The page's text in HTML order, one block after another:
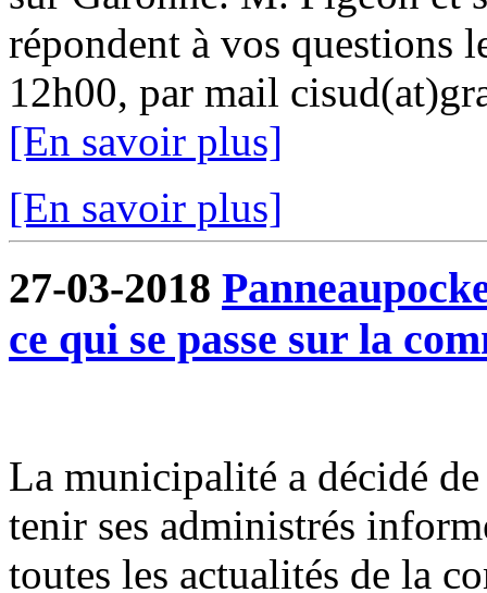
répondent à vos questions
12h00, par mail
[En savoir plus]
[En savoir plus]
27-03-2018
ce qui se passe sur la
La municipalité a décidé
tenir ses administrés
toutes les actualités de la